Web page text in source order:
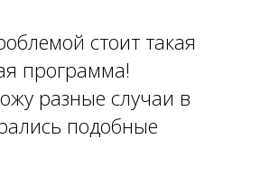
стоит такая
программа!
разные случаи в
подобные